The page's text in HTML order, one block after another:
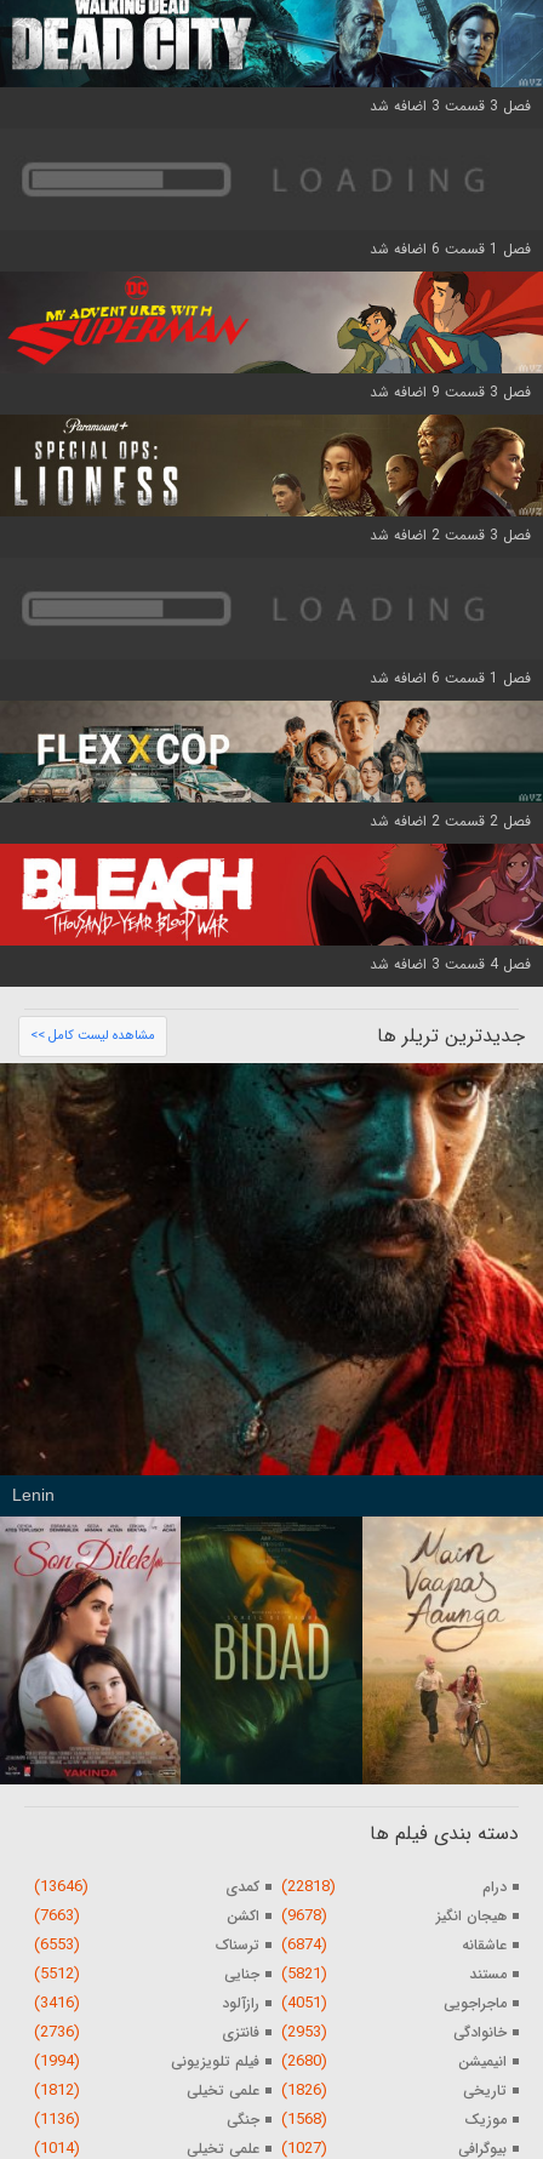
فصل 3 قسمت 3 اضافه شد
فصل 1 قسمت 6 اضافه شد
فصل 3 قسمت 9 اضافه شد
فصل 3 قسمت 2 اضافه شد
فصل 1 قسمت 6 اضافه شد
فصل 2 قسمت 2 اضافه شد
فصل 4 قسمت 3 اضافه شد
جدیدترین تریلر ها مشاهده لیست کامل >>
Lenin
دسته بندی فیلم ها
درام (22818) کمدی (13646)
هیجان انگیز (9678) اکشن (7663)
عاشقانه (6874) ترسناک (6553)
مستند (5821) جنایی (5512)
ماجراجویی (4051) رازآلود (3416)
خانوادگی (2953) فانتزی (2736)
انیمیشن (2680) فیلم تلویزیونی (1994)
تاریخی (1826) علمی تخیلی (1812)
موزیک (1568) جنگی (1136)
بیوگرافی (1027) علمی تخیلی (1014)